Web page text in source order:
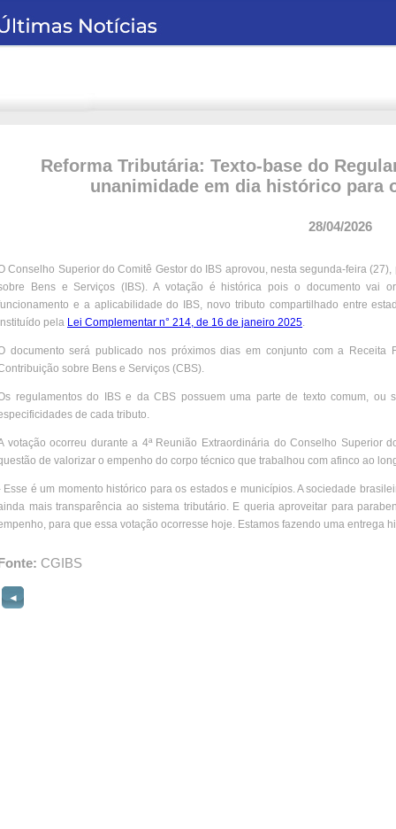
Reforma Tributária: Texto-base do
unanimidade em dia histórico para
28/04/2026
Conselho Superior do Comitê Gestor do IBS aprovou, nesta segunda-feira
Bens e Serviços (IBS). A votação é histórica pois o documento vai
e a aplicabilidade do IBS, novo tributo compartilhado entre
pela Lei Complementar n° 214, de 16 de janeiro 2025.
documento será publicado nos próximos dias em conjunto com a Receita
sobre Bens e Serviços (CBS).
regulamentos do IBS e da CBS possuem uma parte de texto comum, ou
de cada tributo.
votação ocorreu durante a 4ª Reunião Extraordinária do Conselho Superior
de valorizar o empenho do corpo técnico que trabalhou com afinco ao
Esse é um momento histórico para os estados e municípios. A sociedade
mais transparência ao sistema tributário. E queria aproveitar para
para que essa votação ocorresse hoje. Estamos fazendo uma entrega
CGIBS
◄